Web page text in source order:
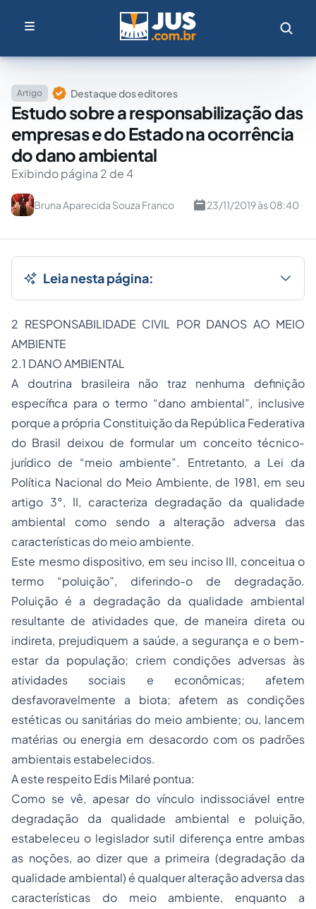
Artigo Destaque dos editores
Estudo sobre a responsabilização das
empresas e do Estado na ocorrência
do dano ambiental
Exibindo página 2 de 4
Bruna Aparecida Souza Franco 23/11/2019 às 08:40
Leia nesta página:
2 RESPONSABILIDADE CIVIL POR DANOS AO MEIO
AMBIENTE
2.1 DANO AMBIENTAL
A doutrina brasileira não traz nenhuma definição
específica para o termo “dano ambiental”, inclusive
porque a própria Constituição da República Federativa
do Brasil deixou de formular um conceito técnico-
jurídico de “meio ambiente”. Entretanto, a Lei da
Política Nacional do Meio Ambiente, de 1981, em seu
artigo 3°, II, caracteriza degradação da qualidade
ambiental como sendo a alteração adversa das
características do meio ambiente.
Este mesmo dispositivo, em seu inciso III, conceitua o
termo “poluição”, diferindo-o de degradação.
Poluição é a degradação da qualidade ambiental
resultante de atividades que, de maneira direta ou
indireta, prejudiquem a saúde, a segurança e o bem-
estar da população; criem condições adversas às
atividades sociais e econômicas; afetem
desfavoravelmente a biota; afetem as condições
estéticas ou sanitárias do meio ambiente; ou, lancem
matérias ou energia em desacordo com os padrões
ambientais estabelecidos.
A este respeito Edis Milaré pontua:
Como se vê, apesar do vínculo indissociável entre
degradação da qualidade ambiental e poluição,
estabeleceu o legislador sutil diferença entre ambas
as noções, ao dizer que a primeira (degradação da
qualidade ambiental) é qualquer alteração adversa das
características do meio ambiente, enquanto a